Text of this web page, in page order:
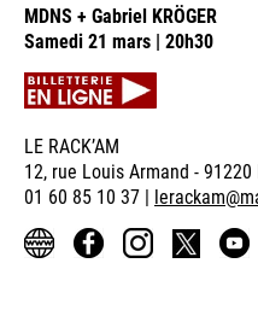
MDNS + Gabriel KRÖGER
Samedi 21 mars | 20h30
LE RACK’AM
12, rue Louis Armand -
01 60 85 10 37 |